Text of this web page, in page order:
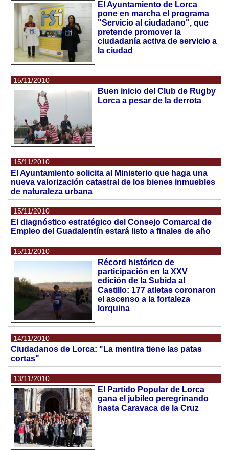
El Ayuntamiento de Lorca
pone en marcha el programa
"Servicio al ciudadano", que
pretende promover la
ciudadanía activa de servicio a
la ciudad
15/11/2010
Buen inicio del Club de Rugby
Lorca a pesar de la derrota
15/11/2010
El Ayuntamiento solicita al Ministerio que haga una
nueva valorización catastral de los bienes inmuebles
de naturaleza urbana
15/11/2010
El diagnóstico estratégico del Consejo Comarcal de
Empleo del Guadalentín estará listo a finales de año
15/11/2010
Récord histórico de
participación en la XXV
edición de la Subida al
Castillo: 177 atletas coronaron
el ascenso a la fortaleza
lorquina
14/11/2010
Ciudadanos de Lorca: "La mentira tiene las patas
cortas"
13/11/2010
El Partido Popular de Lorca
gana el jubileo peregrinando
hasta Caravaca de la Cruz